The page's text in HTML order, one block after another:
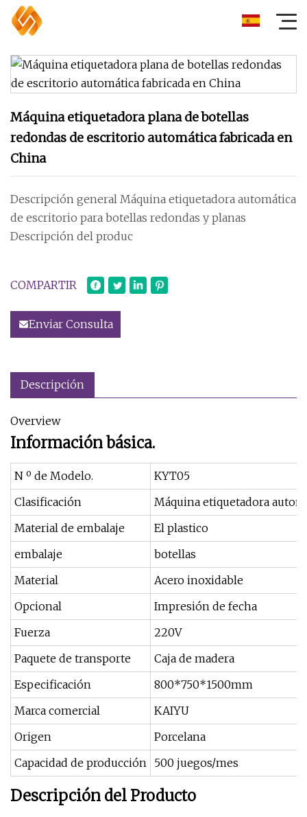
Máquina etiquetadora plana de botellas
redondas de escritorio automática fabricada en
China
Descripción general Máquina etiquetadora automática
de escritorio para botellas redondas y planas
Descripción del produc
COMPARTIR
Enviar Consulta
Descripción
Overview
Información básica.
N º de Modelo.
KYT05
Clasificación
Máquina etiquetadora
Material de embalaje
El plastico
embalaje
botellas
Material
Acero inoxidable
Opcional
Impresión de fecha
Fuerza
220V
Paquete de transporte
Caja de madera
Especificación
800*750*1500mm
Marca comercial
KAIYU
Origen
Porcelana
Capacidad de producción 500 juegos/mes
Descripción del Producto